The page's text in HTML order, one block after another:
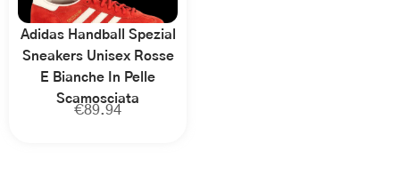
Adidas Handball Spezial
Sneakers Unisex Rosse
E Bianche In Pelle
Scamosciata
€89.94